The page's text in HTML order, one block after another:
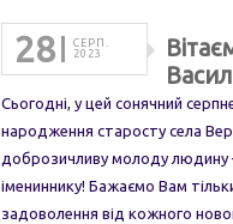
28
СЕРП.
2023
Сьогодні, у цей сонячний
народження старосту села
доброзичливу молоду
імениннику! Бажаємо Вам
задоволення від кожного